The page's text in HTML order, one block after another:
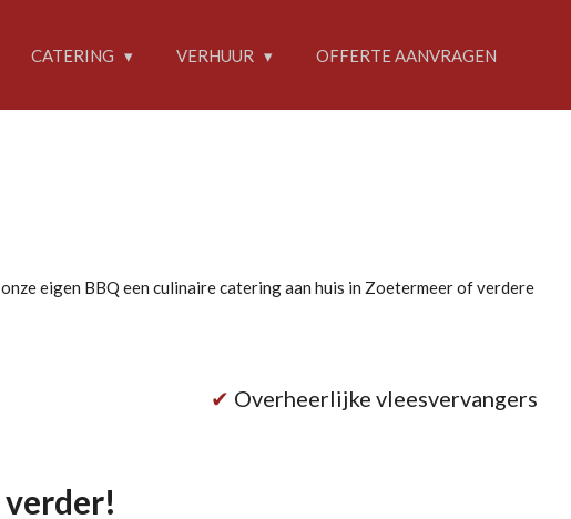
CATERING VERHUUR OFFERTE AANVRAGEN
eigen BBQ een culinaire catering aan huis in Zoetermeer of verdere
✔ Overheerlijke vleesvervangers
verder!